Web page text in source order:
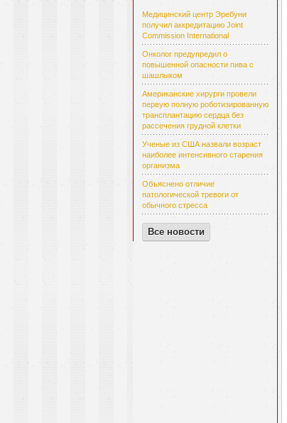
Медицинский центр Эребуни
получил аккредитацию Joint
Commission International
Онколог предупредил о
повышенной опасности пива с
шашлыком
Американские хирурги провели
первую полную роботизированную
трансплантацию сердца без
рассечения грудной клетки
Ученые из США назвали возраст
наиболее интенсивного старения
организма
Объяснено отличие
патологической тревоги от
обычного стресса
Все новости